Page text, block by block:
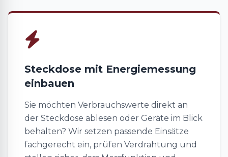
Steckdose mit Energiemessung
einbauen
Sie möchten Verbrauchswerte direkt an
der Steckdose ablesen oder Geräte im Blick
behalten? Wir setzen passende Einsätze
fachgerecht ein, prüfen Verdrahtung und